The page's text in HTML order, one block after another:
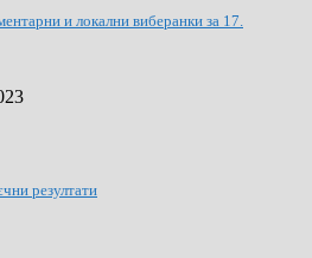
и локални виберанки за 17.
резултати